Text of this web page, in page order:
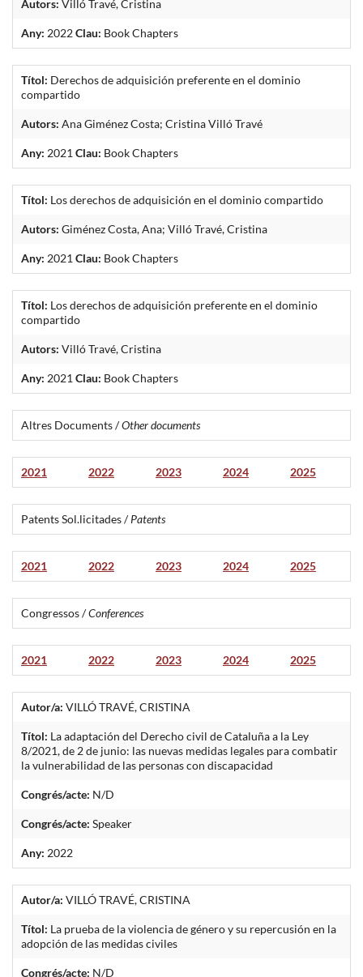
Autors: Villó Travé, Cristina
Any: 2022Clau: Book Chapters
Títol: Derechos de adquisición preferente en el dominio
compartido
Autors: Ana Giménez Costa; Cristina Villó Travé
Any: 2021 Clau: Book Chapters
Títol: Los derechos de adquisición en el dominio compartido
Autors: Giménez Costa, Ana; Villó Travé, Cristina
Any: 2021 Clau: Book Chapters
Títol: Los derechos de adquisición preferente en el dominio
compartido
Autors: Villó Travé, Cristina
Any: 2021 Clau: Book Chapters
Altres Documents /Other documents
2021 2022 2023 2024 2025
Patents Sol.licitades /Patents
2021 2022 2023 2024 2025
Congressos /Conferences
2021 2022 2023 2024 2025
Autor/a: VILLÓ TRAVÉ, CRISTINA
Títol: La adaptación del Derecho civil de Cataluña a la Ley
8/2021, de 2 de junio: las nuevas medidas legales para combatir
la vulnerabilidad de las personas con discapacidad
Congrés/acte: N/D
Congrés/acte: Speaker
Any: 2022
Autor/a: VILLÓ TRAVÉ, CRISTINA
Títol: La prueba de la violencia de género y su repercusión en la
adopción de las medidas civiles
Congrés/acte: N/D